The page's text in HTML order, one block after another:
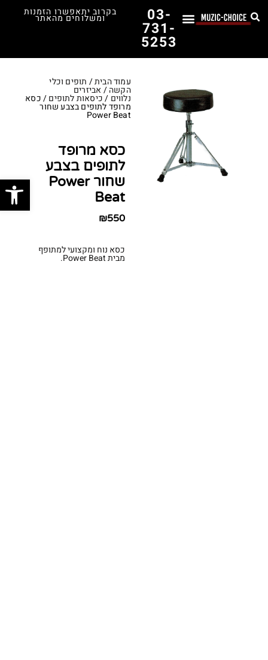
03-
731-
5253
בקרוב יתאפשרו הזמנות
ומשלוחים מהאתר
עמוד הבית/ תופים וכלי
הקשה/ אביזרים
נלווים /כיסאות לתופים/ כסא
מרופד לתופים בצבע שחור
Power Beat
כסא מרופד
לתופים בצבע
שחור Power
Beat
₪550
כסא נוח ומקצועי למתופף
מבית Power Beat.
פתח